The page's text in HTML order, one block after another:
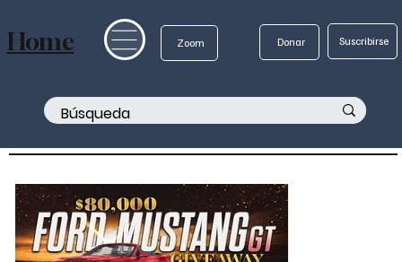
Zoom Donar Suscribirse
Home